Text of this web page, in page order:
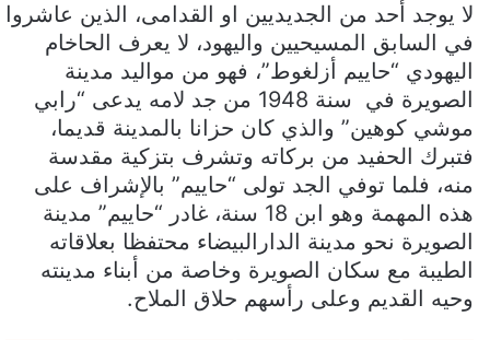
لا يوجد أحد من الجديديين او القدامى، الذين عاشروا
في السابق المسيحيين واليهود، لا يعرف الحاخام
اليهودي “حاييم أزلغوط”، فهو من مواليد مدينة
الصويرة في سنة 1948 من جد لامه يدعى “رابي
موشي كوهين” والذي كان حزانا بالمدينة قديما،
فتبرك الحفيد من بركاته وتشرف بتزكية مقدسة
منه، فلما توفي الجد تولى “حاييم” بالإشراف على
هذه المهمة وهو ابن 18 سنة، غادر “حاييم” مدينة
الصويرة نحو مدينة الدارالبيضاء محتفظا بعلاقاته
الطيبة مع سكان الصويرة وخاصة من أبناء مدينته
وحيه القديم وعلى رأسهم حلاق الملاح.